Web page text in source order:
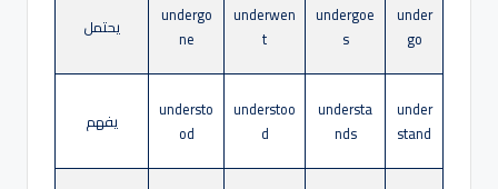
under
go
undergoe
s
underwen
t
undergo
ne
يحتمل
under
stand
understa
nds
understoo
d
understo
od
يفهم